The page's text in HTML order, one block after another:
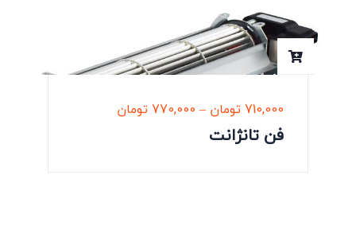
710,000تومان –
770,000تومان
فن تانژانت